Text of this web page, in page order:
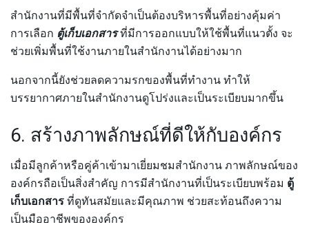
สำนักงานที่มีพื้นที่จำกัดจำเป็นต้องบริหารพื้นที่อย่างคุ้มค่า
การเลือก ตู้เก็บเอกสารที่มีการออกแบบให้ใช้พื้นที่แนวตั้ง จะ
ช่วยเพิ่มพื้นที่ใช้งานภายในสำนักงานได้อย่างมาก
นอกจากนี้ยังช่วยลดความรกของพื้นที่ทำงาน ทำให้
บรรยากาศภายในสำนักงานดูโปร่งและเป็นระเบียบมากขึ้น
6. สร้างภาพลักษณ์ที่ดีให้กับองค์กร
เมื่อมีลูกค้าหรือคู่ค้าเข้ามาเยี่ยมชมสำนักงาน ภาพลักษณ์ของ
องค์กรถือเป็นสิ่งสำคัญ การมีสำนักงานที่เป็นระเบียบพร้อม ตู้
เก็บเอกสารที่ดูทันสมัยและมีคุณภาพ ช่วยสะท้อนถึงความ
เป็นมืออาชีพขององค์กร